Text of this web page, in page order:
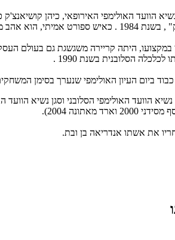
הוועד האולימפי האירופאי, כיהן
ספורט ושיחק טניס וגולף.
הסלובנית בשנת 1990 .
בסימן המשחקים האולימפיים בריו 2016, ב-22.6.16 במכללה האקדמית בוינגייט כאן בארץ. הוא פתח אז את יום העיון
מאתונה 2004).
את אשתו אנדריאה בן ובת.